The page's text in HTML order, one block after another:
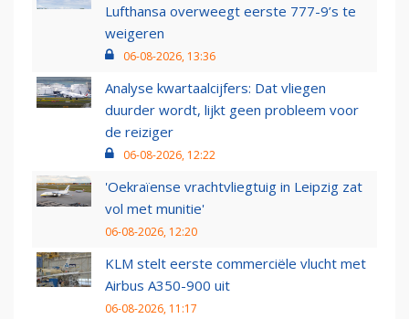
Lufthansa overweegt eerste 777-9’s te
weigeren
06-08-2026, 13:36
Analyse kwartaalcijfers: Dat vliegen
duurder wordt, lijkt geen probleem voor
de reiziger
06-08-2026, 12:22
'Oekraïense vrachtvliegtuig in Leipzig zat
vol met munitie'
06-08-2026, 12:20
KLM stelt eerste commerciële vlucht met
Airbus A350-900 uit
06-08-2026, 11:17